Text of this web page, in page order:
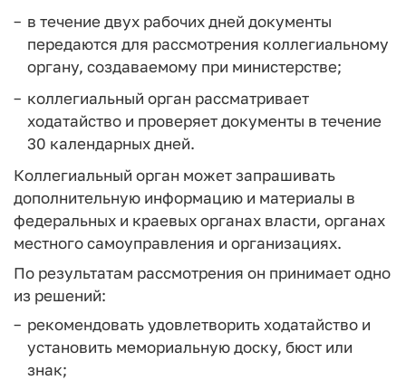
в течение двух рабочих дней документы
передаются для рассмотрения коллегиальному
органу, создаваемому при министерстве;
коллегиальный орган рассматривает
ходатайство и проверяет документы в течение
30 календарных дней.
Коллегиальный орган может запрашивать
дополнительную информацию и материалы в
федеральных и краевых органах власти, органах
местного самоуправления и организациях.
По результатам рассмотрения он принимает одно
из решений:
рекомендовать удовлетворить ходатайство и
установить мемориальную доску, бюст или
знак;